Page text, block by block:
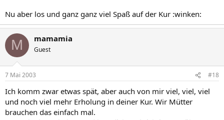
Nu aber los und ganz ganz viel Spaß auf der Kur :winken:
M mamamia
Guest
7 Mai 2003 #18
Ich komm zwar etwas spät, aber auch von mir viel, viel, viel
und noch viel mehr Erholung in deiner Kur. Wir Mütter
brauchen das einfach mal.